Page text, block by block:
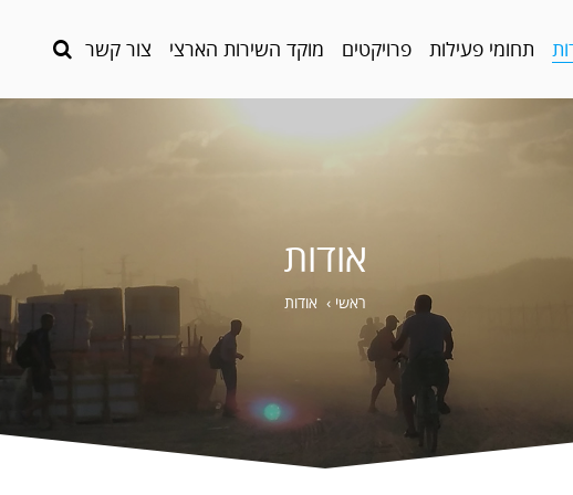
תחומי פעילות פרויקטים מוקד השירות הארצי צור קשר
אודות
ראשי › אודות